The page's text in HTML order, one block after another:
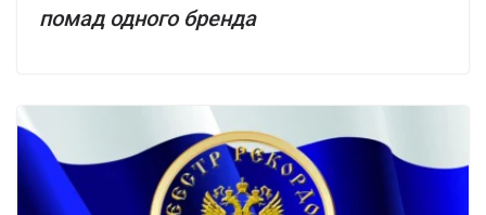
помад одного бренда